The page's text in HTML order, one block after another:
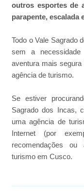
outros esportes de
parapente, escalada
Todo o Vale Sagrado
sem a
aventura mais
agência de turismo.
Se estiver
Sagrado dos Incas,
uma agência de
Internet (por
recomendações
turismo em Cusco.